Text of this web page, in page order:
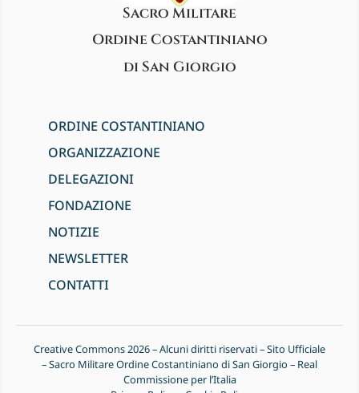
Sacro Militare
Ordine Costantiniano
di San Giorgio
ORDINE COSTANTINIANO
ORGANIZZAZIONE
DELEGAZIONI
FONDAZIONE
NOTIZIE
NEWSLETTER
CONTATTI
Creative Commons 2026 – Alcuni diritti riservati – Sito Ufficiale
– Sacro Militare Ordine Costantiniano di San Giorgio – Real
Commissione per l’Italia